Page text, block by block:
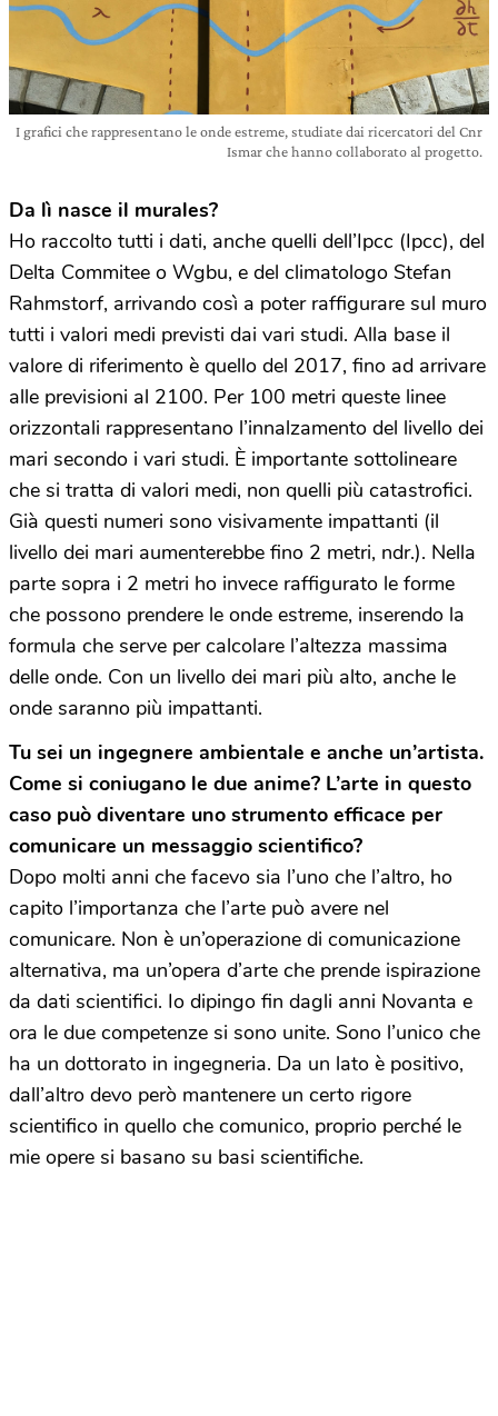
I grafici che rappresentano le onde estreme, studiate dai ricercatori del Cnr
Ismar che hanno collaborato al progetto.
Da lì nasce il murales?
Ho raccolto tutti i dati, anche quelli dell’Ipcc (Ipcc), del
Delta Commitee o Wgbu, e del climatologo Stefan
Rahmstorf, arrivando così a poter raffigurare sul muro
tutti i valori medi previsti dai vari studi. Alla base il
valore di riferimento è quello del 2017, fino ad arrivare
alle previsioni al 2100. Per 100 metri queste linee
orizzontali rappresentano l’innalzamento del livello dei
mari secondo i vari studi. È importante sottolineare
che si tratta di valori medi, non quelli più catastrofici.
Già questi numeri sono visivamente impattanti (il
livello dei mari aumenterebbe fino 2 metri, ndr.). Nella
parte sopra i 2 metri ho invece raffigurato le forme
che possono prendere le onde estreme, inserendo la
formula che serve per calcolare l’altezza massima
delle onde. Con un livello dei mari più alto, anche le
onde saranno più impattanti.
Tu sei un ingegnere ambientale e anche un’artista.
Come si coniugano le due anime? L’arte in questo
caso può diventare uno strumento efficace per
comunicare un messaggio scientifico?
Dopo molti anni che facevo sia l’uno che l’altro, ho
capito l’importanza che l’arte può avere nel
comunicare. Non è un’operazione di comunicazione
alternativa, ma un’opera d’arte che prende ispirazione
da dati scientifici. Io dipingo fin dagli anni Novanta e
ora le due competenze si sono unite. Sono l’unico che
ha un dottorato in ingegneria. Da un lato è positivo,
dall’altro devo però mantenere un certo rigore
scientifico in quello che comunico, proprio perché le
mie opere si basano su basi scientifiche.